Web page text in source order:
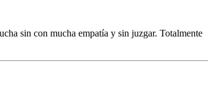
sin con mucha empatía y sin juzgar. Totalmente